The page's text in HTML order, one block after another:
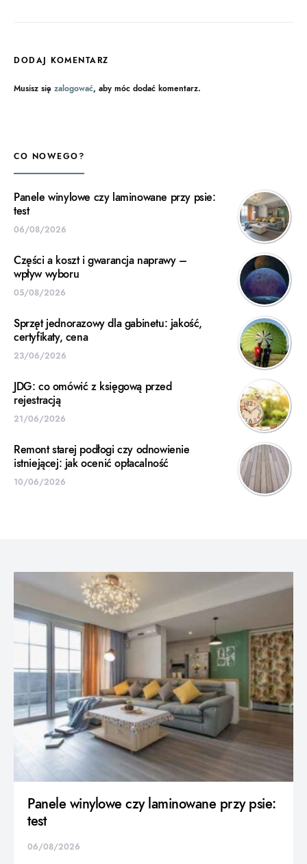
DODAJ KOMENTARZ
Musisz się zalogować, aby móc dodać komentarz.
CO NOWEGO?
Panele winylowe czy laminowane przy psie:
test
06/08/2026
Części a koszt i gwarancja naprawy –
wpływ wyboru
05/08/2026
Sprzęt jednorazowy dla gabinetu: jakość,
certyfikaty, cena
23/06/2026
JDG: co omówić z księgową przed
rejestracją
21/06/2026
Remont starej podłogi czy odnowienie
istniejącej: jak ocenić opłacalność
10/06/2026
Panele winylowe czy laminowane przy psie:
test
06/08/2026